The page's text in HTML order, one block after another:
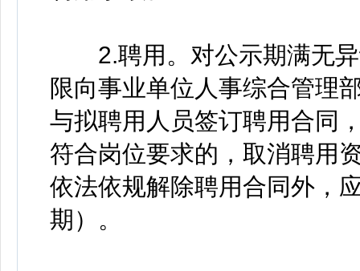
2.聘用。对公示期满无异
限向事业单位人事综合管理
与拟聘用人员签订聘用合同
符合岗位要求的，取消聘用
依法依规解除聘用合同外，
期）。